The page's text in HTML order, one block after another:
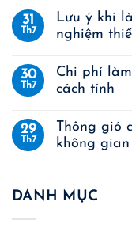
31
Th7
Lưu ý khi
nghiệm
30
Th7
Chi phí
cách tính
29
Th7
Thông gió
không
DANH MỤC